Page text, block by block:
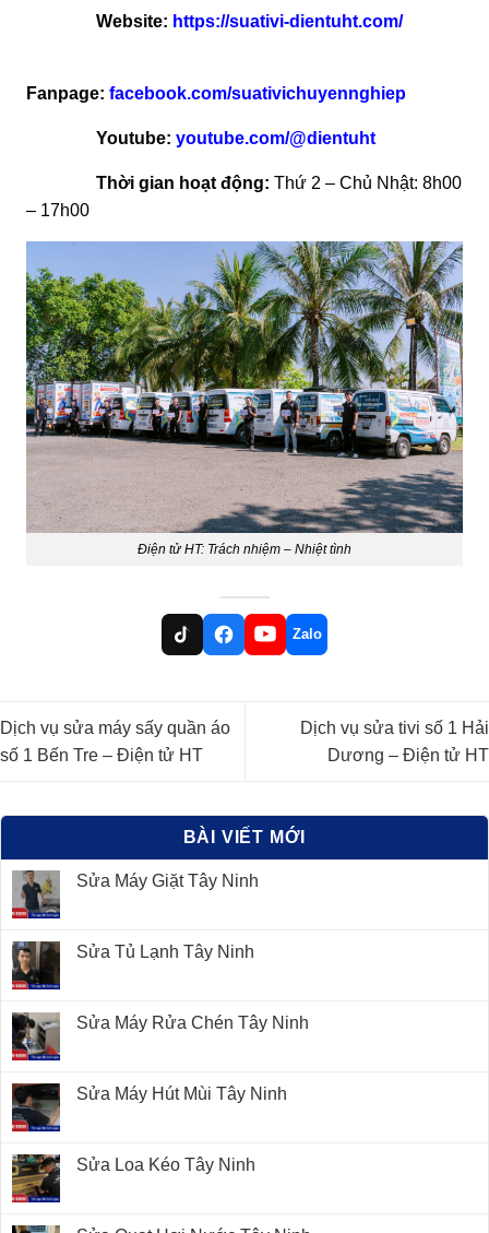
Website: https://suativi-dientuht.com/
Fanpage: facebook.com/suativichuyennghiep
Youtube: youtube.com/@dientuht
Thời gian hoạt động: Thứ 2 – Chủ Nhật: 8h00
– 17h00
Điện tử HT: Trách nhiệm – Nhiệt tình
Zalo
Dịch vụ sửa máy sấy quần áo
số 1 Bến Tre – Điện tử HT
Dịch vụ sửa tivi số 1 Hải
Dương – Điện tử HT
BÀI VIẾT MỚI
Sửa Máy Giặt Tây Ninh
Sửa Tủ Lạnh Tây Ninh
Sửa Máy Rửa Chén Tây Ninh
Sửa Máy Hút Mùi Tây Ninh
Sửa Loa Kéo Tây Ninh